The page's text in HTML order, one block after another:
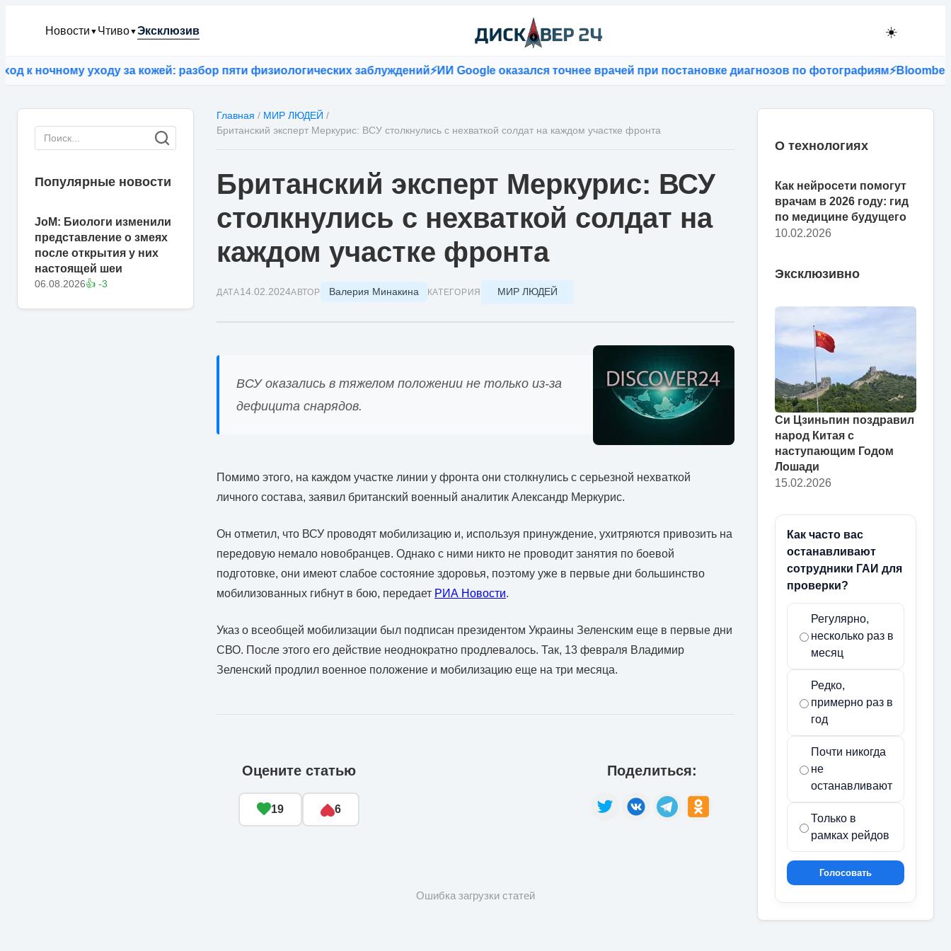
Новости ▼ Чтиво▼Эксклюзив ☀️
уходу за кожей: разбор пяти физиологических заблуждений⚡ИИ Google оказался точнее врачей при постановке диагнозов по фотографиям⚡Bloomberg:
Популярные новости
JoM: Биологи изменили
представление о змеях
после открытия у них
настоящей шеи
06.08.2026👍 -3
Главная / МИР ЛЮДЕЙ /
Британский эксперт Меркурис: ВСУ столкнулись с нехваткой солдат на каждом участке фронта
Британский эксперт Меркурис: ВСУ
столкнулись с нехваткой солдат на
каждом участке фронта
ДАТА14.02.2024АВТОР Валерия Минакина КАТЕГОРИЯ МИР ЛЮДЕЙ
ВСУ оказались в тяжелом положении не только из-за
дефицита снарядов.
Помимо этого, на каждом участке линии у фронта они столкнулись с серьезной нехваткой
личного состава, заявил британский военный аналитик Александр Меркурис.
Он отметил, что ВСУ проводят мобилизацию и, используя принуждение, ухитряются привозить на
передовую немало новобранцев. Однако с ними никто не проводит занятия по боевой
подготовке, они имеют слабое состояние здоровья, поэтому уже в первые дни большинство
мобилизованных гибнут в бою, передает РИА Новости.
Указ о всеобщей мобилизации был подписан президентом Украины Зеленским еще в первые дни
СВО. После этого его действие неоднократно продлевалось. Так, 13 февраля Владимир
Зеленский продлил военное положение и мобилизацию еще на три месяца.
Оцените статью
19 6
Поделиться:
Ошибка загрузки статей
О технологиях
Как нейросети помогут
врачам в 2026 году: гид
по медицине будущего
10.02.2026
Эксклюзивно
Си Цзиньпин поздравил
народ Китая с
наступающим Годом
Лошади
15.02.2026
Как часто вас
останавливают
сотрудники ГАИ для
проверки?
Регулярно,
несколько раз в
месяц
Редко,
примерно раз в
год
Почти никогда
не
останавливают
Только в
рамках рейдов
Голосовать